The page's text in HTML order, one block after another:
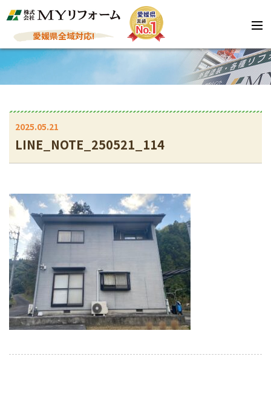
愛媛県全域対応!
2025.05.21
LINE_NOTE_250521_114